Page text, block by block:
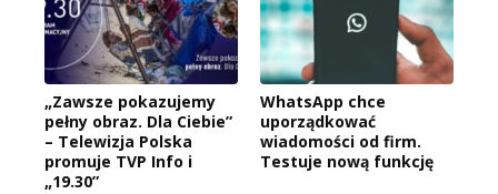
„Zawsze pokazujemy
pełny obraz. Dla Ciebie”
– Telewizja Polska
promuje TVP Info i
„19.30”
WhatsApp chce
uporządkować
wiadomości od firm.
Testuje nową funkcję